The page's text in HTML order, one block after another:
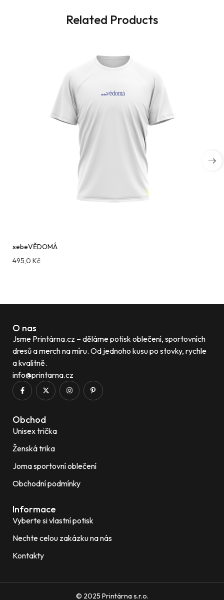
Related Products
sebeVĚDOMÁ
495,0 Kč
O nas
Jsme Printárna.cz – děláme potisk oblečení, sportovních
dresů a merch na míru. Od jednoho kusu po stovky, rychle
a kvalitně.
info@printarna.cz
Obchod
Unisex trička
Ženská trika
Joma sportovní oblečení
Obchodní podmínky
Informace
Vyberte si vlastní potisk
Nechte celou zakázku na nás
Kontakty
© 2025 Printárna s.r.o.